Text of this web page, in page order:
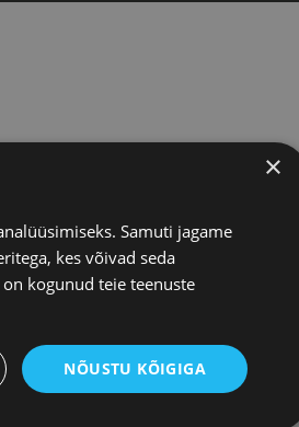
×
Samuti jagame
kes võivad seda
kogunud teie teenuste
NÕUSTU KÕIGIGA